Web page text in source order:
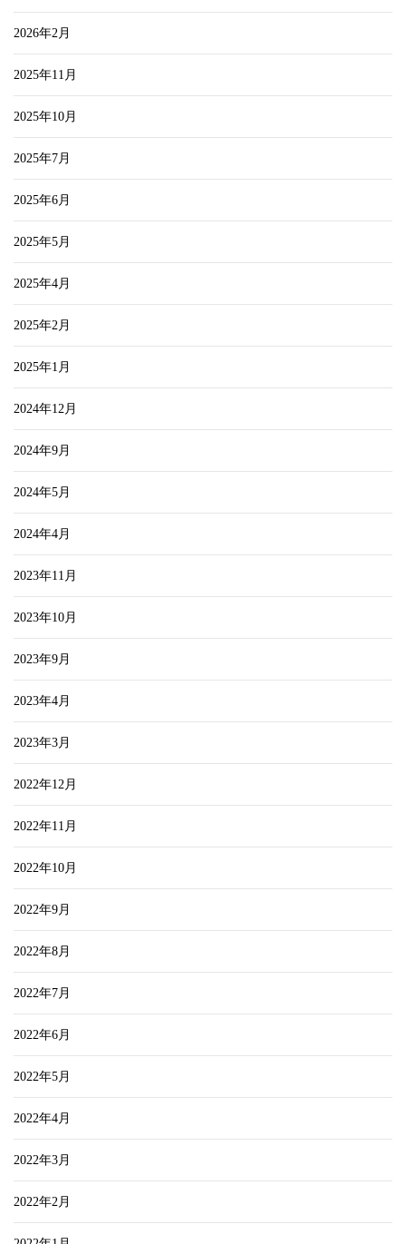
2026年2月
2025年11月
2025年10月
2025年7月
2025年6月
2025年5月
2025年4月
2025年2月
2025年1月
2024年12月
2024年9月
2024年5月
2024年4月
2023年11月
2023年10月
2023年9月
2023年4月
2023年3月
2022年12月
2022年11月
2022年10月
2022年9月
2022年8月
2022年7月
2022年6月
2022年5月
2022年4月
2022年3月
2022年2月